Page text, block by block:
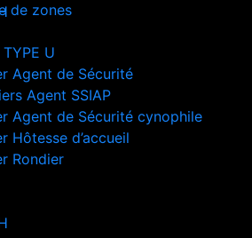
de zones
U
Agent de Sécurité
Agent SSIAP
Agent de Sécurité cynophile
Hôtesse d’accueil
Rondier